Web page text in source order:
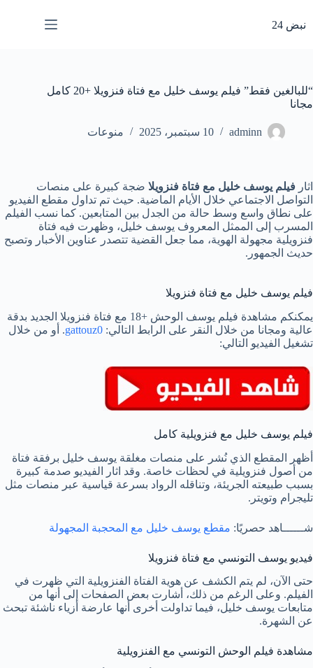
المحتوى
نبض 24
“للبالغين فقط” فيلم يوسف خليل مع فتاة فنزويلا +20 كامل
مجانا
adminn 10 سبتمبر، 2025 منوعات
اثار فيلم يوسف خليل مع فتاة فنزويلا ضجة كبيرة على منصات
التواصل الاجتماعي خلال الأيام الماضية. حيث تم تداول مقطع الفيديو
على نطاق واسع وسط حالة من الجدل بين المتابعين. كما نسب الفيلم
المسرب إلى الممثل المعروف يوسف خليل، وظهرت فيه فتاة
فنزويلية مجهولة الهوية، مما جعل القضية تتصدر عناوين الأخبار وتصبح
حديث الجمهور.
فيلم يوسف خليل مع فتاة فنزويلا
يمكنكم مشاهدة فيلم يوسف الوحش +18 مع فتاة فنزويلا الجديد بدقة
عالية ومجانا من خلال النقر على الرابط التالي: gattouz0. أو من خلال
تشغيل الفيديو التالي:
فيلم يوسف خليل مع فنزويلية كامل
أظهر المقطع الذي نُشر على منصات مغلقة يوسف خليل برفقة فتاة
من أصول فنزويلية في لحظات خاصة. وقد اثار الفيديو صدمة كبيرة
بسبب طبيعته الجريئة، وتناقله الرواد بسرعة قياسية عبر منصات مثل
تليجرام وتويتر.
شــــــاهد حصريًا: مقطع يوسف خليل مع المحجبة المجهولة
فيديو يوسف التونسي مع فتاة فنزويلا
حتى الآن، لم يتم الكشف عن هوية الفتاة الفنزويلية التي ظهرت في
الفيلم. وعلى الرغم من ذلك، أشارت بعض الصفحات إلى أنها من
متابعات يوسف خليل، فيما تداولت أخرى أنها عارضة أزياء ناشئة تبحث
عن الشهرة.
مشاهدة فيلم الوحش التونسي مع الفنزويلية